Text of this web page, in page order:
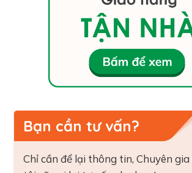
Bạn cần tư vấn?
Chỉ cần để lại thông tin, Chuyên